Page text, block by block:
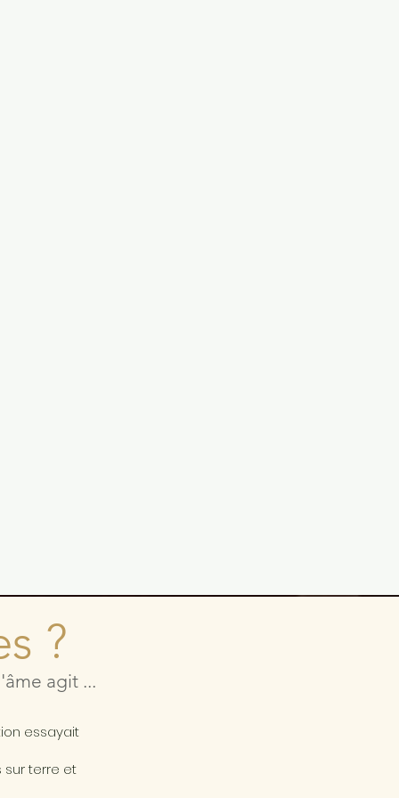
?
agit ...
essayait
sur terre et